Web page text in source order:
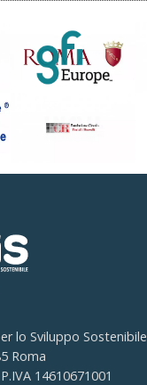
lo Sviluppo Sostenibile
Roma
14610671001